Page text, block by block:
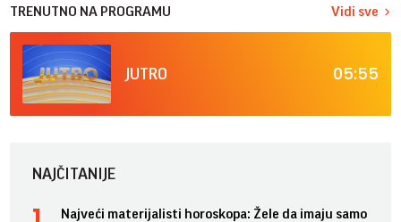
TRENUTNO NA PROGRAMU Vidi sve
JUTRO 05:55
NAJČITANIJE
Najveći materijalisti horoskopa: Žele da imaju samo